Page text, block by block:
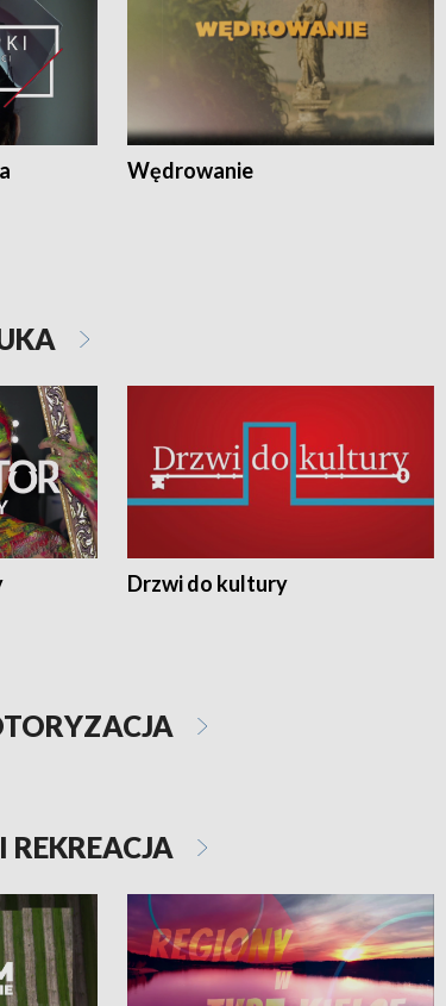
Wędrowanie
Drzwi do kultury